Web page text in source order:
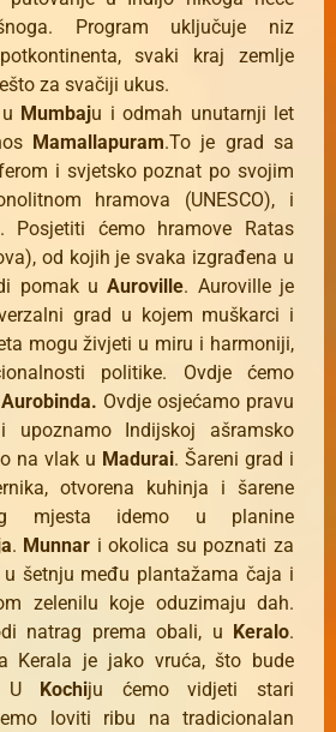
Program uključuje niz
svaki kraj zemlje
za svačiji ukus.
Mumbaju i odmah unutarnji let
Mamallapuram.To je grad sa
i svjetsko poznat po svojim
hramova (UNESCO), i
Posjetiti ćemo hramove Ratas
od kojih je svaka izgrađena u
pomak u Auroville. Auroville je
grad u kojem muškarci i
mogu živjeti u miru i harmoniji,
politike. Ovdje ćemo
Ovdje osjećamo pravu
upoznamo Indijskoj ašramsko
na vlak u Madurai. Šareni grad i
otvorena kuhinja i šarene
mjesta idemo u planine
. Munnar i okolica su poznati za
šetnju među plantažama čaja i
zelenilu koje oduzimaju dah.
natrag prema obali, u
Keralo.
Kerala je jako vruća, što bude
U
Kochiju ćemo vidjeti stari
loviti ribu na tradicionalan